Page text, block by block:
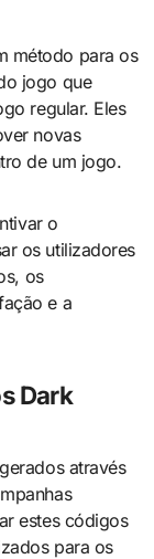
método para os
jogo que
regular. Eles
novas
de um jogo.
o
os utilizadores
os
e a
Dark
através
estes códigos
para os